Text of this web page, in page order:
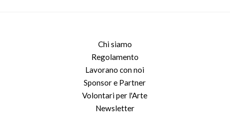
Chi siamo
Regolamento
Lavorano con noi
Sponsor e Partner
Volontari per l'Arte
Newsletter